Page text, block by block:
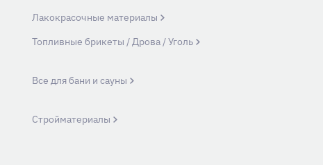
Лакокрасочные материалы
Топливные брикеты / Дрова / Уголь
Все для бани и сауны
Стройматериалы